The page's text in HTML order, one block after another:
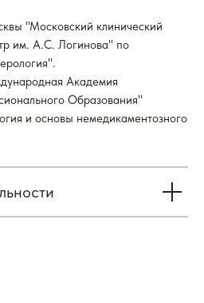
"Московский клинический
им. А.С. Логинова" по
Академия
Образования"
и основы немедикаментозного